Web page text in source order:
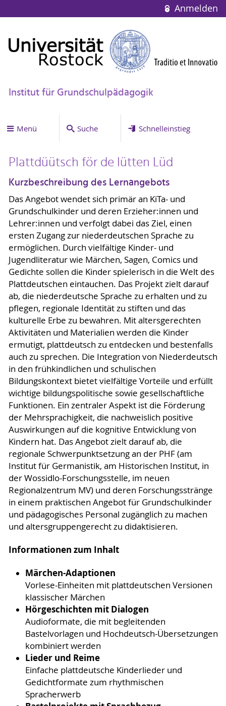
Anmelden
Institut für Grundschulpädagogik
Menü Suche Schnelleinstieg
Plattdüütsch för de lütten Lüd
Kurzbeschreibung des Lernangebots
Das Angebot wendet sich primär an KiTa- und
Grundschulkinder und deren Erzieher:innen und
Lehrer:innen und verfolgt dabei das Ziel, einen
ersten Zugang zur niederdeutschen Sprache zu
ermöglichen. Durch vielfältige Kinder- und
Jugendliteratur wie Märchen, Sagen, Comics und
Gedichte sollen die Kinder spielerisch in die Welt des
Plattdeutschen eintauchen. Das Projekt zielt darauf
ab, die niederdeutsche Sprache zu erhalten und zu
pflegen, regionale Identität zu stiften und das
kulturelle Erbe zu bewahren. Mit altersgerechten
Aktivitäten und Materialien werden die Kinder
ermutigt, plattdeutsch zu entdecken und bestenfalls
auch zu sprechen. Die Integration von Niederdeutsch
in den frühkindlichen und schulischen
Bildungskontext bietet vielfältige Vorteile und erfüllt
wichtige bildungspolitische sowie gesellschaftliche
Funktionen. Ein zentraler Aspekt ist die Förderung
der Mehrsprachigkeit, die nachweislich positive
Auswirkungen auf die kognitive Entwicklung von
Kindern hat. Das Angebot zielt darauf ab, die
regionale Schwerpunktsetzung an der PHF (am
Institut für Germanistik, am Historischen Institut, in
der Wossidlo-Forschungsstelle, im neuen
Regionalzentrum MV) und deren Forschungsstränge
in einem praktischen Angebot für Grundschulkinder
und pädagogisches Personal zugänglich zu machen
und altersgruppengerecht zu didaktisieren.
Informationen zum Inhalt
Märchen-Adaptionen
Vorlese-Einheiten mit plattdeutschen Versionen
klassischer Märchen
Hörgeschichten mit Dialogen
Audioformate, die mit begleitenden
Bastelvorlagen und Hochdeutsch-Übersetzungen
kombiniert werden
Lieder und Reime
Einfache plattdeutsche Kinderlieder und
Gedichtformate zum rhythmischen
Spracherwerb